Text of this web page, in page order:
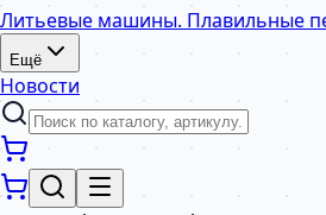
Литьевые машины. Плавильные
Ещё
Новости